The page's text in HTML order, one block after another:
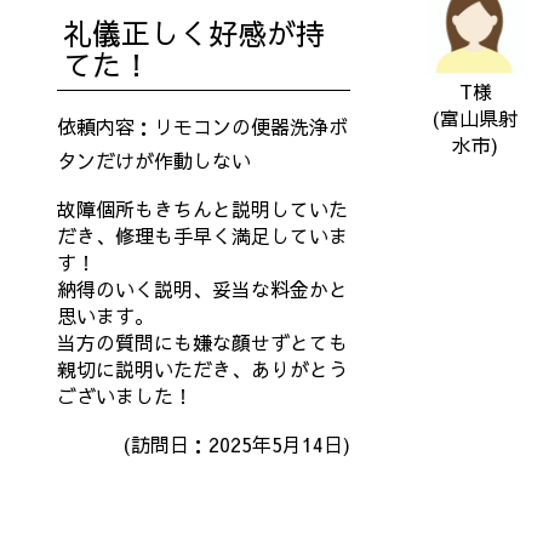
T様
(富山県射
水市)
礼儀正しく好感が持
てた！
依頼内容：リモコンの便器洗浄ボ
タンだけが作動しない
故障個所もきちんと説明していた
だき、修理も手早く満足していま
す！
納得のいく説明、妥当な料金かと
思います。
当方の質問にも嫌な顔せずとても
親切に説明いただき、ありがとう
ございました！
(訪問日：2025年5月14日)